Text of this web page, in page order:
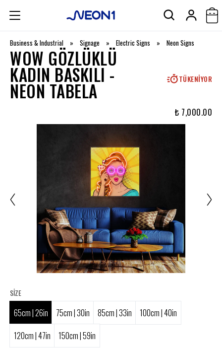
Business & Industrial » Signage » Electric Signs » Neon Signs
WOW GÖZLÜKLÜ
KADIN BASKILI -
NEON TABELA
TÜKENIYOR
₺ 7,000.00
SIZE
65cm | 26in 75cm | 30in 85cm | 33in
100cm | 40in
120cm | 47in
150cm | 59in